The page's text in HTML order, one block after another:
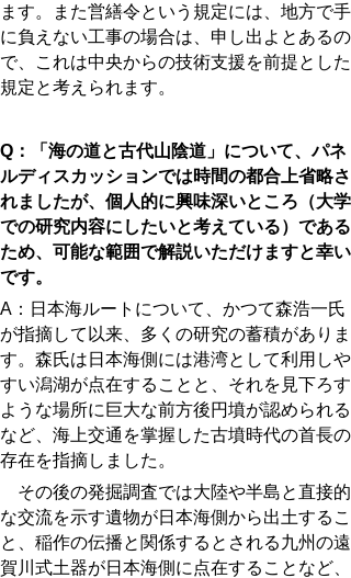
ます。また営繕令という規定には、地方で手
に負えない工事の場合は、申し出よとあるの
で、これは中央からの技術支援を前提とした
規定と考えられます。
Q：「海の道と古代山陰道」について、パネ
ルディスカッションでは時間の都合上省略さ
れましたが、個人的に興味深いところ（大学
での研究内容にしたいと考えている）である
ため、可能な範囲で解説いただけますと幸い
です。
A：日本海ルートについて、かつて森浩一氏
が指摘して以来、多くの研究の蓄積がありま
す。森氏は日本海側には港湾として利用しや
すい潟湖が点在することと、それを見下ろす
ような場所に巨大な前方後円墳が認められる
など、海上交通を掌握した古墳時代の首長の
存在を指摘しました。
その後の発掘調査では大陸や半島と直接的
な交流を示す遺物が日本海側から出土するこ
と、稲作の伝播と関係するとされる九州の遠
賀川式土器が日本海側に点在することなど、